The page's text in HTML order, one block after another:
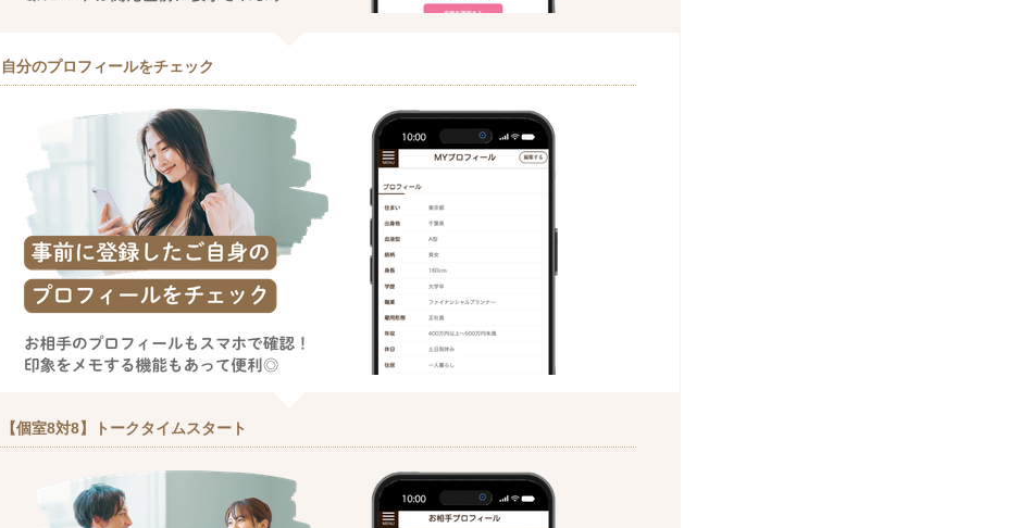
自分のプロフィールをチェック
【個室8対8】トークタイムスタート